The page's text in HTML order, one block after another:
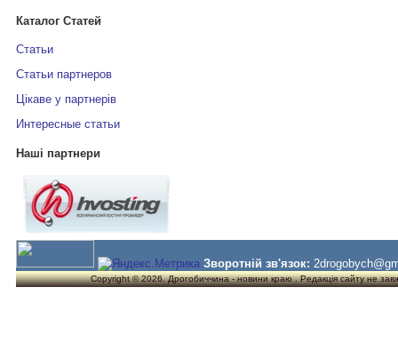
Каталог Статей
Статьи
Статьи партнеров
Цікаве у партнерів
Интересные статьи
Наші партнери
Зворотній зв'язок:
Copyright © 2026. Дрогобиччина - новини краю . Редакція сайту не